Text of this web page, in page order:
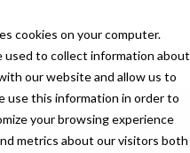
cookies on your computer.
used to collect information about
our website and allow us to
use this information in order to
your browsing experience
metrics about our visitors both